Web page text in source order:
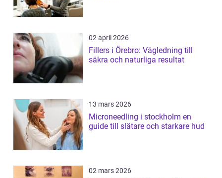
02 april 2026
Fillers i Örebro: Vägledning till
säkra och naturliga resultat
13 mars 2026
Microneedling i stockholm en
guide till slätare och starkare hud
02 mars 2026